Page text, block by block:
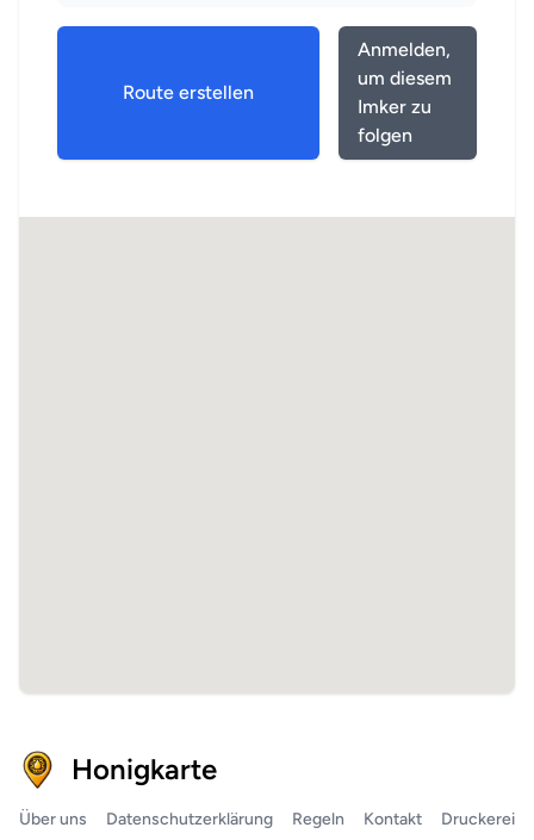
Route erstellen
Anmelden,
um diesem
Imker zu
folgen
Honigkarte
Über uns Datenschutzerklärung Regeln Kontakt Druckerei